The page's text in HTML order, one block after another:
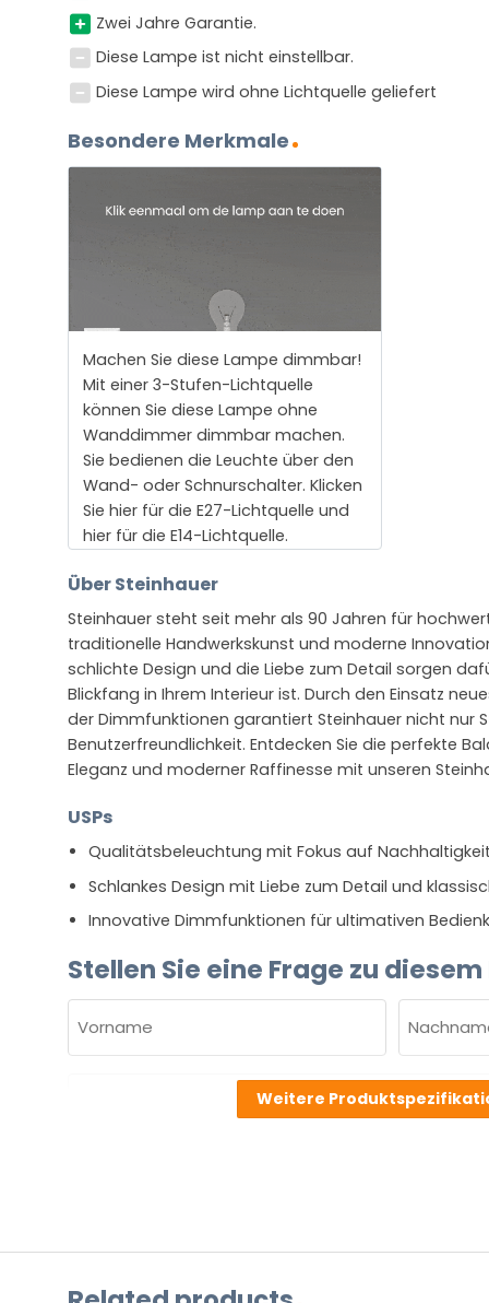
Zwei Jahre Garantie.
Diese Lampe ist nicht einstellbar.
Diese Lampe wird ohne Lichtquelle geliefert
Besondere Merkmale
Machen Sie diese Lampe dimmbar!
Mit einer 3-Stufen-Lichtquelle
können Sie diese Lampe ohne
Wanddimmer dimmbar machen.
Sie bedienen die Leuchte über den
Wand- oder Schnurschalter. Klicken
Sie hier für die E27-Lichtquelle und
hier für die E14-Lichtquelle.
Über Steinhauer
Steinhauer steht seit mehr als 90 Jahren für
traditionelle Handwerkskunst und moderne
schlichte Design und die Liebe zum Detail sorgen
Blickfang in Ihrem Interieur ist. Durch den Einsatz
der Dimmfunktionen garantiert Steinhauer nicht nur
Benutzerfreundlichkeit. Entdecken Sie die perfekte
Eleganz und moderner Raffinesse mit unseren
USPs
Qualitätsbeleuchtung mit Fokus auf Nachhaltigkeit
Schlankes Design mit Liebe zum Detail und
Innovative Dimmfunktionen für ultimativen
Stellen Sie eine Frage zu
(ERFORDERLICH)
dem
Weitere